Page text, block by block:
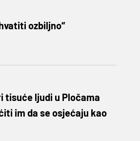
ozbiljno“
tisuće ljudi u Pločama
im da se osjećaju kao